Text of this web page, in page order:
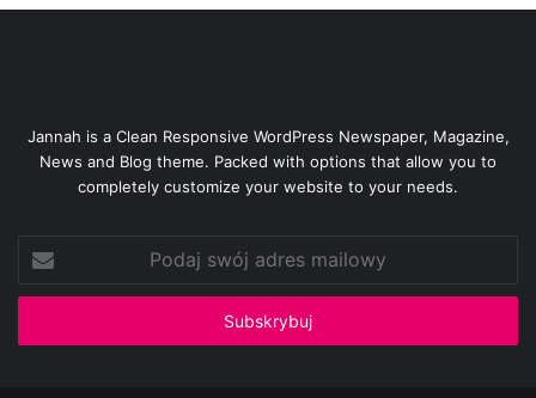
Jannah is a Clean Responsive WordPress Newspaper, Magazine,
News and Blog theme. Packed with options that allow you to
completely customize your website to your needs.
Podaj
swój
adres